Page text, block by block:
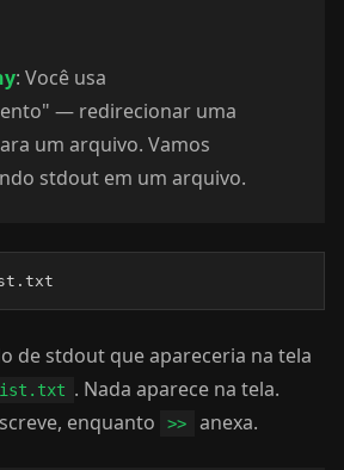
: Você usa
— redirecionar uma
um arquivo. Vamos
stdout em um arquivo.
de stdout que apareceria na tela
. Nada aparece na tela.
enquanto >> anexa.